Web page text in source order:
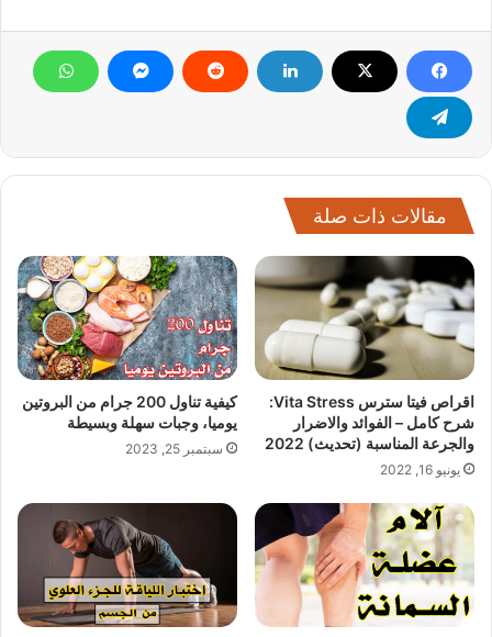
مقالات ذات صلة
اقراص فيتا سترس Vita Stress:
شرح كامل – الفوائد والاضرار
والجرعة المناسبة (تحديث) 2022
يونيو 16, 2022
كيفية تناول 200 جرام من البروتين
يوميا، وجبات سهلة وبسيطة
سبتمبر 25, 2023